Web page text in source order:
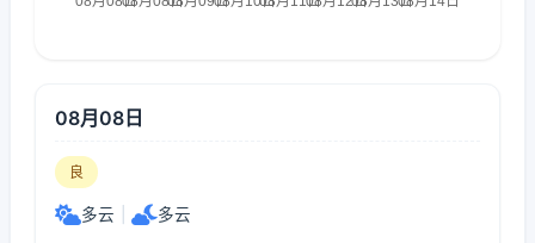
08月08日
良
多云 多云